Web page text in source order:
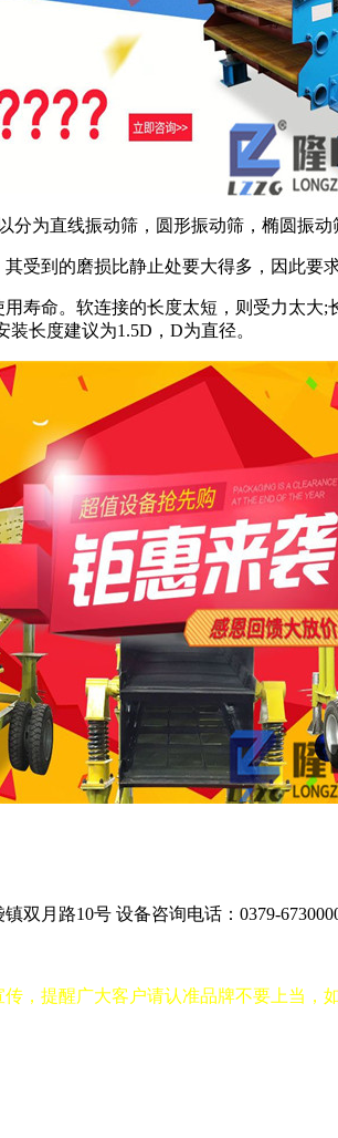
为直线振动筛，圆形振动筛，椭圆振
受到的磨损比静止处要大得多，因此要
寿命。软连接的长度太短，则受力太大
长度建议为1.5D，D为直径。
双月路10号 设备咨询电话：0379-
，提醒广大客户请认准品牌不要上当，